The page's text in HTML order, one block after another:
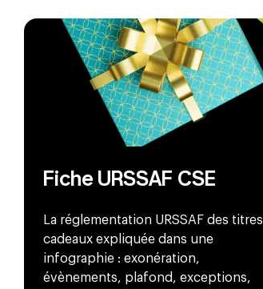
Fiche URSSAF CSE
La réglementation URSSAF des titres
cadeaux expliquée dans une
infographie : exonération,
évènements, plafond, exceptions,